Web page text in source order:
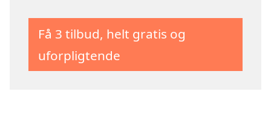
Få 3 tilbud, helt gratis og
uforpligtende